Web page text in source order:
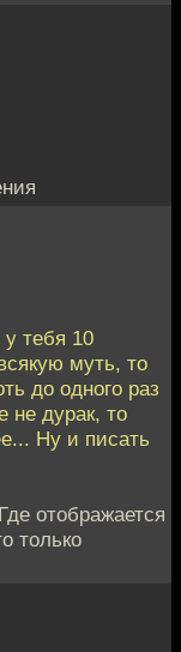
тебя 10
муть, то
до одного раз
не дурак, то
Ну и писать
отображается
только